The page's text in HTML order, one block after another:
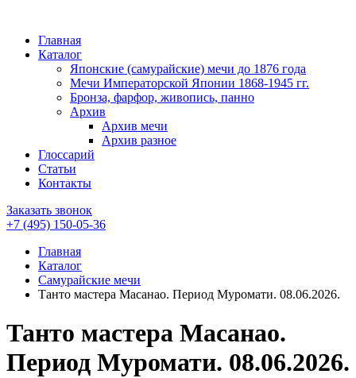
Главная
Каталог
Японские (самурайские) мечи до 1876 года
Мечи Императорской Японии 1868-1945 гг.
Бронза, фарфор, живопись, панно
Архив
Архив мечи
Архив разное
Глоссарий
Статьи
Контакты
Заказать звонок
+7 (495) 150-05-36
Главная
Каталог
Самурайские мечи
Танто мастера Масанао. Период Муромати. 08.06.2026.
Танто мастера Масанао.
Период Муромати. 08.06.2026.